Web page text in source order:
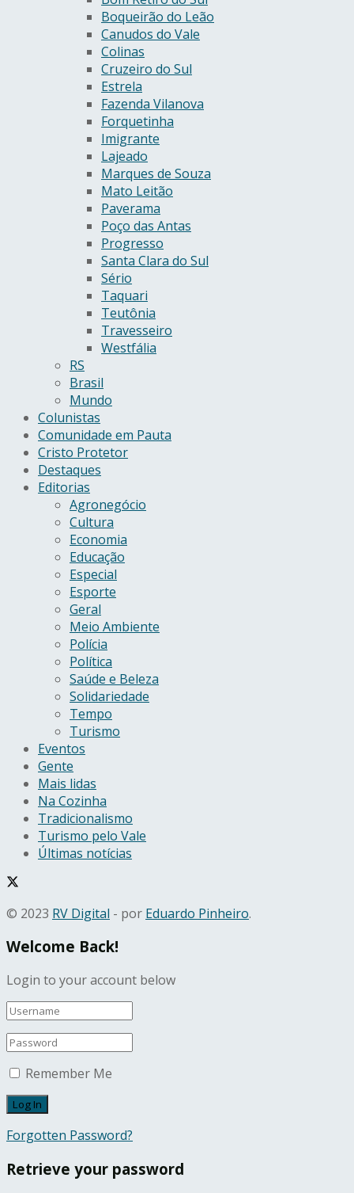
Boqueirão do Leão
Canudos do Vale
Colinas
Cruzeiro do Sul
Estrela
Fazenda Vilanova
Forquetinha
Imigrante
Lajeado
Marques de Souza
Mato Leitão
Paverama
Poço das Antas
Progresso
Santa Clara do Sul
Sério
Taquari
Teutônia
Travesseiro
Westfália
RS
Brasil
Mundo
Colunistas
Comunidade em Pauta
Cristo Protetor
Destaques
Editorias
Agronegócio
Cultura
Economia
Educação
Especial
Esporte
Geral
Meio Ambiente
Polícia
Política
Saúde e Beleza
Solidariedade
Tempo
Turismo
Eventos
Gente
Mais lidas
Na Cozinha
Tradicionalismo
Turismo pelo Vale
Últimas notícias
© 2023 RV Digital - por Eduardo Pinheiro.
Welcome Back!
Login to your account below
Remember Me
Forgotten Password?
Retrieve your password